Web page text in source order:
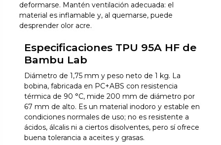
deformarse. Mantén ventilación adecuada: el
material es inflamable y, al quemarse, puede
desprender olor acre.
Especificaciones TPU 95A HF de
Bambu Lab
Diámetro de 1,75 mm y peso neto de 1 kg. La
bobina, fabricada en PC+ABS con resistencia
térmica de 90 °C, mide 200 mm de diámetro por
67 mm de alto. Es un material inodoro y estable en
condiciones normales de uso; no es resistente a
ácidos, álcalis ni a ciertos disolventes, pero sí ofrece
buena tolerancia a aceites y grasas.